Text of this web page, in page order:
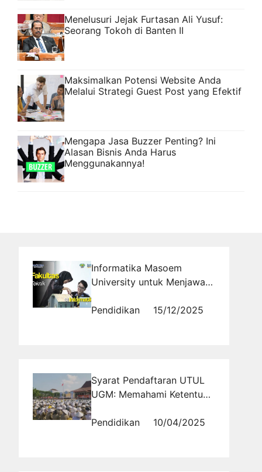
Menelusuri Jejak Furtasan Ali Yusuf:
Seorang Tokoh di Banten II
Maksimalkan Potensi Website Anda
Melalui Strategi Guest Post yang Efektif
Mengapa Jasa Buzzer Penting? Ini
Alasan Bisnis Anda Harus
Menggunakannya!
Informatika Masoem
University untuk Menjawab
Pendidikan
15/12/2025
Syarat Pendaftaran UTUL
UGM: Memahami Ketentuan
Pendidikan
10/04/2025